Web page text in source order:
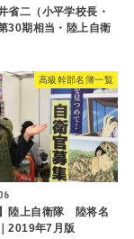
省二（小平学校長・
30期相当・陸上自衛
高級幹部名簿一覧
】陸上自衛隊 陸将名
2019年7月版